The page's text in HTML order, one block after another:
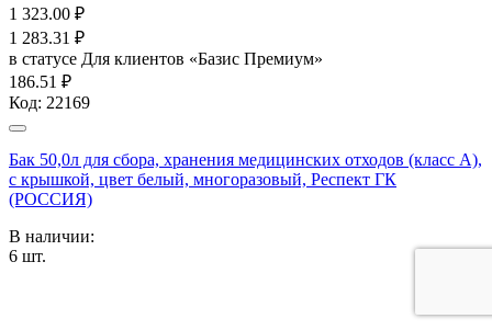
1 323.00 ₽
1 283.31 ₽
в статусе Для клиентов «Базис Премиум»
186.51 ₽
Код: 22169
Бак 50,0л для сбора, хранения медицинских отходов (класс А),
с крышкой, цвет белый, многоразовый, Респект ГК
(РОССИЯ)
В наличии:
6 шт.